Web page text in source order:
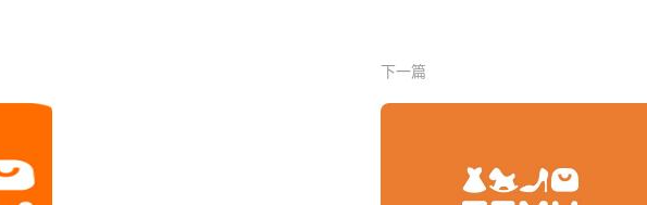
下一篇